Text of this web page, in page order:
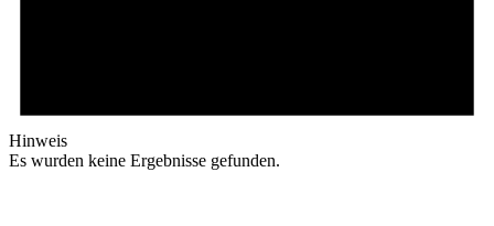
Hinweis
Es wurden keine Ergebnisse gefunden.